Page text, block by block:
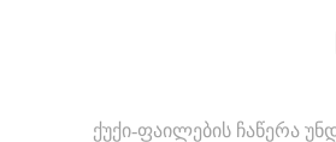
ქუქი-ფაილების ჩაწერა